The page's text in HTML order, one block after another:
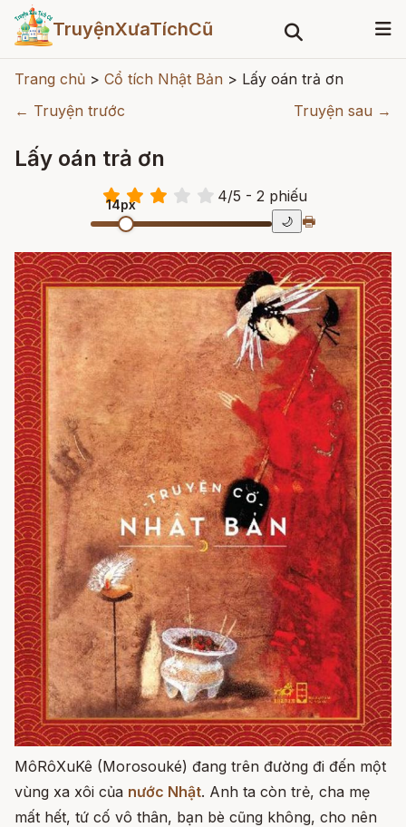
TruyệnXưaTíchCũ
Trang chủ > Cổ tích Nhật Bản > Lấy oán trả ơn
← Truyện trước
Truyện sau →
Lấy oán trả ơn
4/5 - 2phiếu
14px
🌙 🖶
MôRôXuKê (Morosouké) đang trên đường đi đến một
vùng xa xôi của nước Nhật. Anh ta còn trẻ, cha mẹ
mất hết, tứ cố vô thân, bạn bè cũng không, cho nên